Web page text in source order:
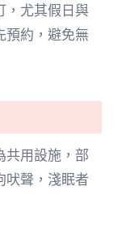
，尤其假日與
預約，避免無
共用設施，部
吠聲，淺眠者